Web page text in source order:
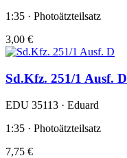
1:35 · Photoätzteilsatz
3,00 €
Sd.Kfz. 251/1 Ausf. D
EDU 35113 · Eduard
1:35 · Photoätzteilsatz
7,75 €